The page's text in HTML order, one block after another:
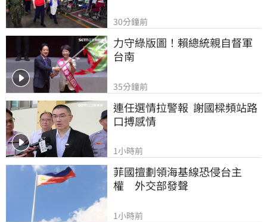
30分鐘前
力守綠版圖！賴總統親自督軍
台南
35分鐘前
連任選情拉警報  謝國樑頻站路
口搏感情
1小時前
菲國擅劃領海基線恐侵台主
權　外交部發聲
1小時前